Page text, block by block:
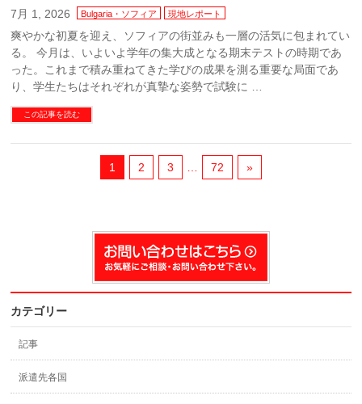
7月 1, 2026 Bulgaria・ソフィア 現地レポート
爽やかな初夏を迎え、ソフィアの街並みも一層の活気に包まれてい
る。 今月は、いよいよ学年の集大成となる期末テストの時期であ
った。これまで積み重ねてきた学びの成果を測る重要な局面であ
り、学生たちはそれぞれが真摯な姿勢で試験に …
この記事を読む
1 2 3 72 »
カテゴリー
記事
派遣先各国